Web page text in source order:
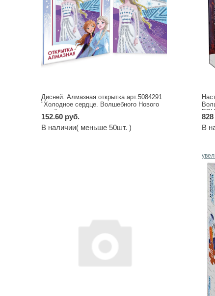
Дисней. Алмазная открытка арт.5084291
"Холодное сердце. Волшебного Нового
года"
152.60 руб.
В наличии( меньше 50шт. )
РРЦ
В